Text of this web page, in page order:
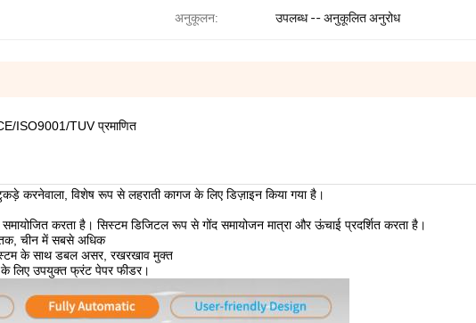
अनुकूलन: उपलब्ध -- अनुकूलित अनुरोध
ISO9001/TUV प्रमाणित
करनेवाला, विशेष रूप से लहराती कागज के लिए डिज़ाइन किया गया है।
करता है। सिस्टम डिजिटल रूप से गोंद समायोजन मात्रा और ऊंचाई प्रदर्शित करता है।
चीन में सबसे अधिक
के साथ डबल असर, रखरखाव मुक्त
के लिए उपयुक्त फ्रंट पेपर फीडर।